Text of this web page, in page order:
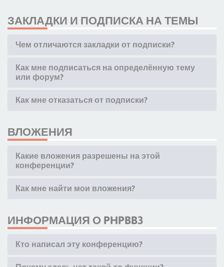
ЗАКЛАДКИ И ПОДПИСКА НА ТЕМЫ
Чем отличаются закладки от подписки?
Как мне подписаться на определённую тему
или форум?
Как мне отказаться от подписки?
ВЛОЖЕНИЯ
Какие вложения разрешены на этой
конференции?
Как мне найти мои вложения?
ИНФОРМАЦИЯ О PHPBB3
Кто написал эту конференцию?